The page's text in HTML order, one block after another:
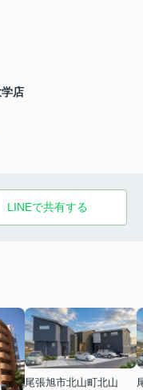
店
LINEで共有する
尾張旭市北山町北山